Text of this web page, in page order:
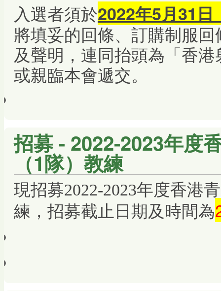
入選者須於2022年5月31日
將填妥的回條、訂購制服
及聲明，連同抬頭為「香
或親臨本會遞交。
招募 - 2022-2023年度
（1隊）教練
現招募2022-2023年度香港
練， 招募截止日期及時間為